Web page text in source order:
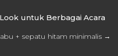
untuk Berbagai Acara
+ sepatu hitam minimalis →